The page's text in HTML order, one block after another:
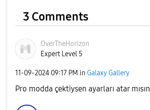
3 Comments
OverTheHorizon
Expert Level 5
‎11-09-2024 09:17 PM in Galaxy Gallery
Pro modda çektiysen ayarları atar mısın